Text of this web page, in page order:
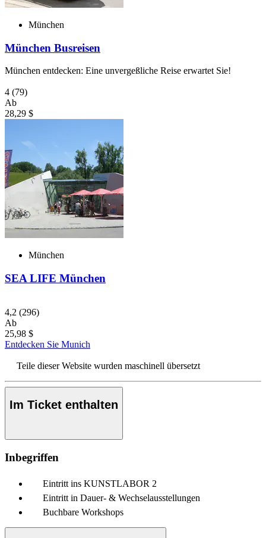
München
München Busreisen
München entdecken: Eine unvergeßliche Reise erwartet Sie!
4 (79)
Ab
28,29 $
München
SEA LIFE München
4,2 (296)
Ab
25,98 $
Entdecken Sie Munich
Teile dieser Website wurden maschinell übersetzt
Im Ticket enthalten
Inbegriffen
Eintritt ins KUNSTLABOR 2
Eintritt in Dauer- & Wechselausstellungen
Buchbare Workshops